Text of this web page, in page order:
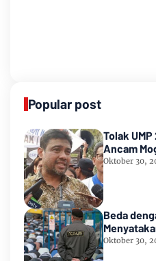
Popular post
Tolak
Ancam
Oktober 30,
Beda
Oktober 30,